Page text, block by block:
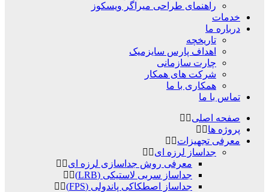
راهنمای طراحی میراگر ویسکوز
خدمات
درباره ما
تاریخچه
اهداف پارس سایزمیک
چارت سازمانی
شرکت های همکار
همکاری با ما
تماس با ما
صفحه اصلی
پروژه ها
معرفی تجهیزات
جداساز لرزه ای
معرفی روش جداسازی لرزه ای
جداساز سربی لاستیکی (LRB)
جداساز اصطکاکی پاندولی (FPS)